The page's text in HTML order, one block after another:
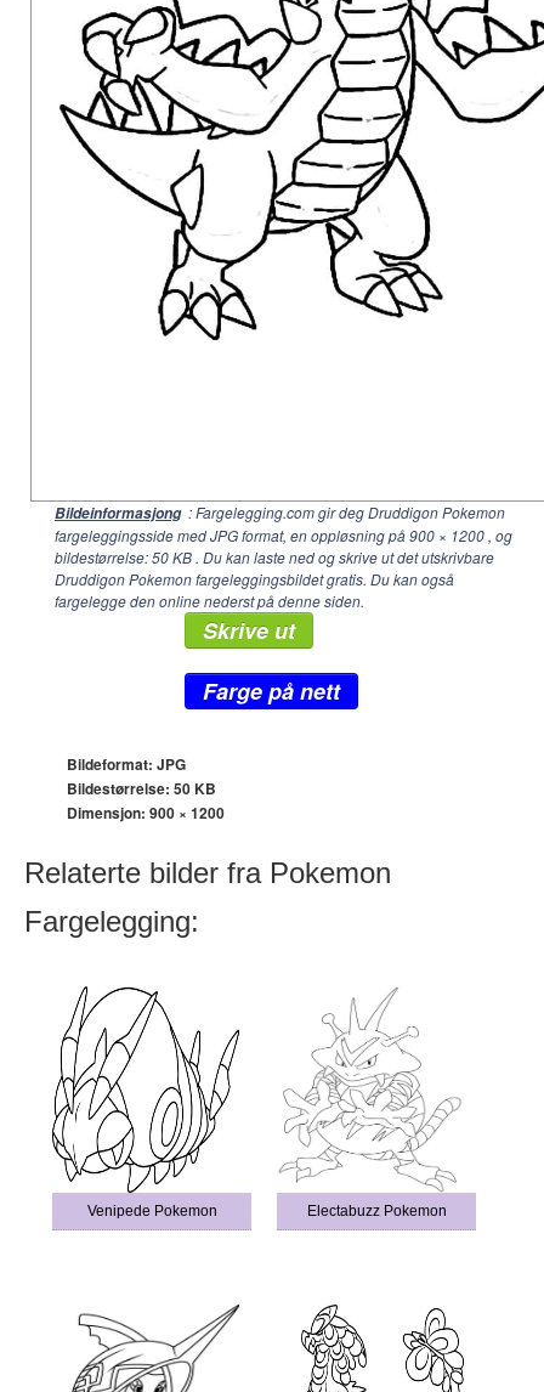
Bildeinformasjong : Fargelegging.com gir deg Druddigon Pokemon
fargeleggingsside med JPG format, en oppløsning på900 × 1200 , og
bildestørrelse: 50 KB . Du kan laste ned og skrive ut det utskrivbare
Druddigon Pokemon fargeleggingsbildet gratis. Du kan også
fargelegge den online nederst på denne siden.
Skrive ut
Farge på nett
Bildeformat: JPG
Bildestørrelse: 50 KB
Dimensjon: 900 × 1200
Relaterte bilder fra Pokemon
Fargelegging:
Venipede Pokemon Electabuzz Pokemon